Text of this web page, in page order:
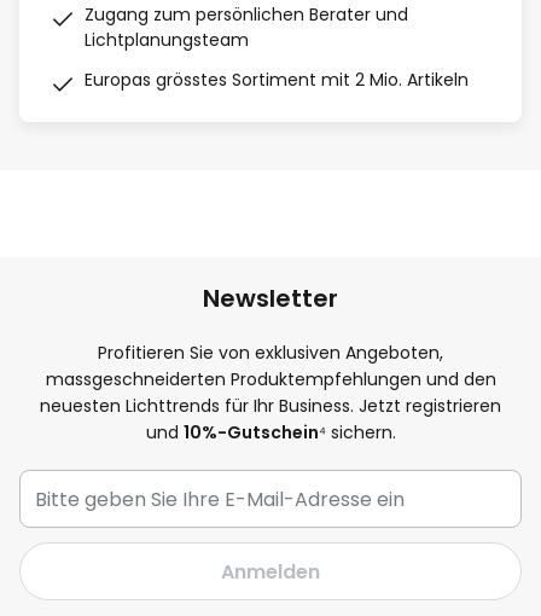
Zugang zum persönlichen Berater und
Lichtplanungsteam
Europas grösstes Sortiment mit 2 Mio. Artikeln
Newsletter
Profitieren Sie von exklusiven Angeboten,
massgeschneiderten Produktempfehlungen und den
neuesten Lichttrends für Ihr Business. Jetzt registrieren
und 10%-Gutschein⁴ sichern.
Anmelden